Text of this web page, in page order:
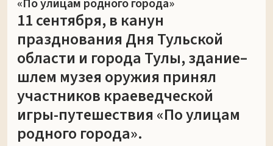
«По улицам родного города»
11 сентября, в канун
празднования Дня Тульской
области и города Тулы, здание–
шлем музея оружия принял
участников краеведческой
игры-путешествия «По улицам
родного города».